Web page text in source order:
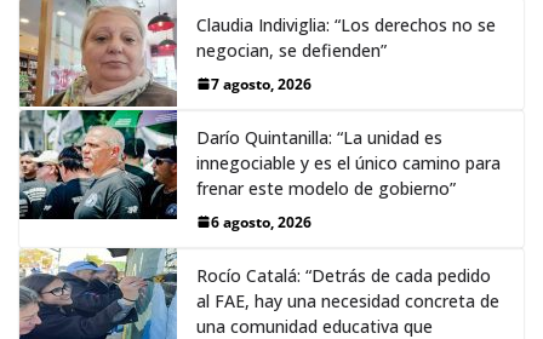
Claudia Indiviglia: “Los derechos no se
negocian, se defienden”
7 agosto, 2026
Darío Quintanilla: “La unidad es
innegociable y es el único camino para
frenar este modelo de gobierno”
6 agosto, 2026
Rocío Catalá: “Detrás de cada pedido
al FAE, hay una necesidad concreta de
una comunidad educativa que